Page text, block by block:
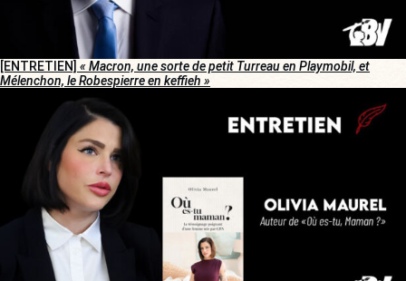
[ENTRETIEN] « Macron, une sorte de petit Turreau en Playmobil, et
Mélenchon, le Robespierre en keffieh »